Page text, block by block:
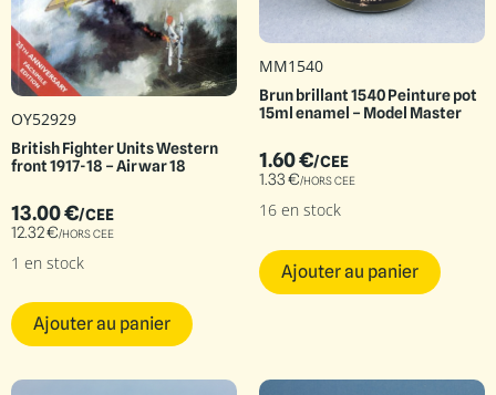
OY52929
British Fighter Units Western
front 1917-18 – Airwar 18
13.00€/CEE
12.32€/HORS CEE
1 en stock
Ajouter au panier
MM1540
Brun brillant 1540 Peinture pot
15ml enamel – Model Master
1.60€/CEE
1.33€/HORS CEE
16 en stock
Ajouter au panier